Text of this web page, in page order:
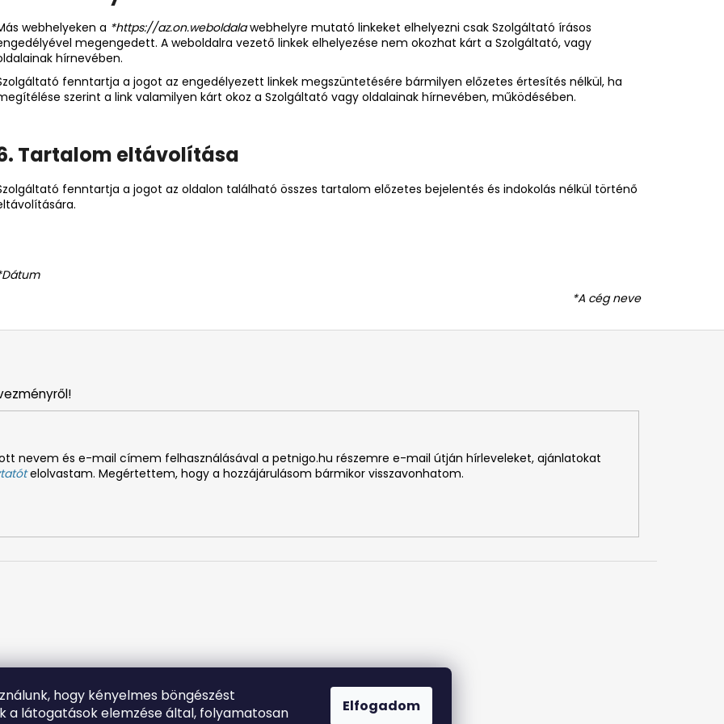
hogy kényelmes böngészést
a látogatások elemzése által, folyamatosan
Elfogadom
webhelyeken a *https://az.on.weboldalawebhelyre mutató linkeket elhelyezni csak Szolgáltató írásos
megengedett. A weboldalra vezető linkek elhelyezése nem okozhat kárt a Szolgáltató, vagy
hírnevében.
fenntartja a jogot az engedélyezett linkek megszüntetésére bármilyen előzetes értesítés nélkül, ha
szerint a link valamilyen kárt okoz a Szolgáltató vagy oldalainak hírnevében, működésében.
Tartalom eltávolítása
fenntartja a jogot az oldalon található összes tartalom előzetes bejelentés és indokolás nélkül történő
*A cég neve
nevem és e-mail címem felhasználásával a petnigo.hu részemre e-mail útján hírleveleket, ajánlatokat
elolvastam. Megértettem, hogy a hozzájárulásom bármikor visszavonhatom.